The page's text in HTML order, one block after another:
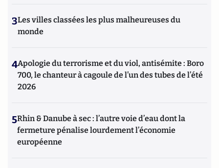
3Les villes classées les plus malheureuses du
monde
4Apologie du terrorisme et du viol, antisémite : Boro
700, le chanteur à cagoule de l’un des tubes de l’été
2026
5Rhin & Danube à sec : l’autre voie d’eau dont la
fermeture pénalise lourdement l’économie
européenne